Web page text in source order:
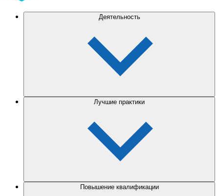
Деятельность
Лучшие практики
Повышение квалификации